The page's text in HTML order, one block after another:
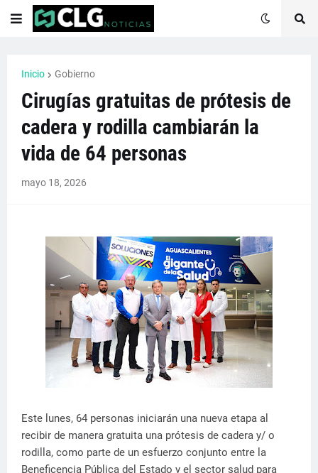
Inicio Gobierno
Cirugías gratuitas de prótesis de
cadera y rodilla cambiarán la
vida de 64 personas
mayo 18, 2026
Este lunes, 64 personas iniciarán una nueva etapa al
recibir de manera gratuita una prótesis de cadera y/ o
rodilla, como parte de un esfuerzo conjunto entre la
Beneficencia Pública del Estado y el sector salud para